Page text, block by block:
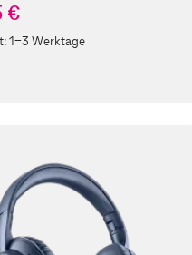
€
1-3 Werktage